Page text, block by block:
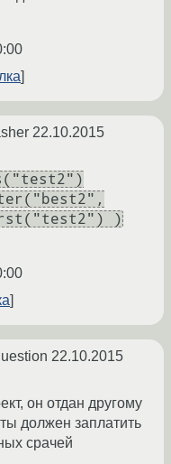
22.10.2015
)
22.10.2015
он отдан другому
должен заплатить
срачей